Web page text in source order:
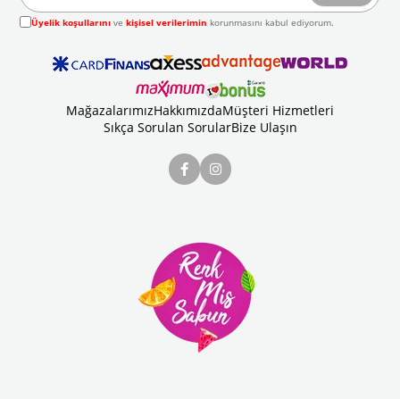
Üyelik koşullarını vekişisel verilerimin korunmasını kabul ediyorum.
MağazalarımızHakkımızdaMüşteri Hizmetleri
Sıkça Sorulan SorularBize Ulaşın